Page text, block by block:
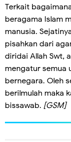
Terkait
beragama Islam
manusia.
pisahkan dari
diridai Allah Swt,
mengatur semua
bernegara. Oleh
berilmulah maka
bissawab. [GSM]